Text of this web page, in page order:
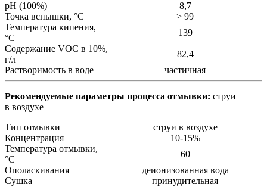
pH (100%)
8,7
Точка вспышки, °С
> 99
Температура кипения,
°С
139
Содержание VOC в 10%,
г/л
82,4
Растворимость в воде
частичная
Рекомендуемые параметры процесса отмывки: струи
в воздухе
Тип отмывки
струи в воздухе
Концентрация
10-15%
Температура отмывки,
°С
60
Ополаскивания
деионизованная вода
Сушка
принудительная